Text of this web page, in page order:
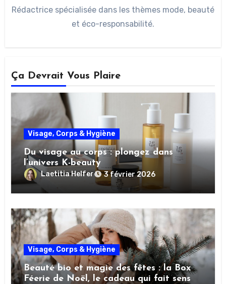
Rédactrice spécialisée dans les thèmes mode, beauté
et éco-responsabilité.
Ça Devrait Vous Plaire
Visage, Corps & Hygiène
Du visage au corps : plongez dans
l’univers K-beauty
Laetitia Helfer 3 février 2026
Visage, Corps & Hygiène
Beauté bio et magie des fêtes : la Box
Féerie de Noël, le cadeau qui fait sens